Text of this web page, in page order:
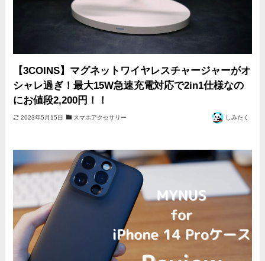
【3COINS】マグネットワイヤレスチャージャーがオ
シャレ過ぎ！最大15W急速充電対応で2in1仕様なの
にお値段2,200円！！
2023年5月15日 スマホアクセサリー しみたく